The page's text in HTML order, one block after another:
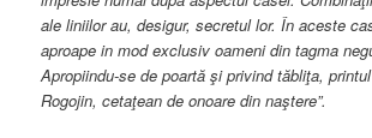
ale liniilor au, desigur, secretul lor.În aceste
aproape in mod exclusiv oameni din tagma
Apropiindu-se de poartă şi privind tăbliţa,
Rogojin, cetaţean de onoare din naştere”.